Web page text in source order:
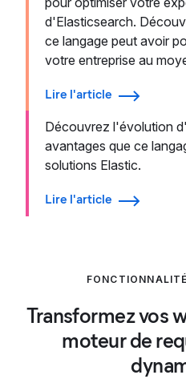
d'Elasticsearch.
ce langage peut avoir
votre entreprise au
Lire l'article
Découvrez l'évolution
avantages que ce
solutions Elastic.
Lire l'article
Transformez vos
moteur de